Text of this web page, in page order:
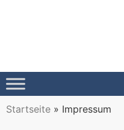
Startseite » Impressum